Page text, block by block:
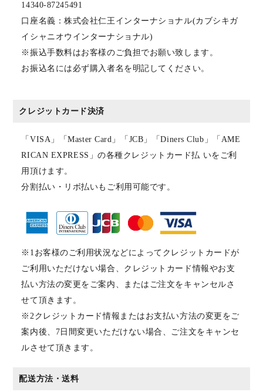
14340-87245491
口座名義：株式会社仁王インターナショナル(カブシキガ
イシャニオウインターナショナル)
※振込手数料はお客様のご負担でお願い致します。
お振込名には必ず購入者名を明記してください。
クレジットカード決済
「VISA」「Master Card」「JCB」「Diners Club」「AME
RICAN EXPRESS」の各種クレジットカード払 いをご利
用頂けます。
分割払い・リボ払いもご利用可能です。
※1お客様のご利用状況などによってクレジットカードが
ご利用いただけない場合、クレジットカード情報やお支
払い方法の変更をご案内、またはご注文をキャンセルさ
せて頂きます。
※2クレジットカード情報またはお支払い方法の変更をご
案内後、7日間変更いただけない場合、ご注文をキャンセ
ルさせて頂きます。
配送方法・送料